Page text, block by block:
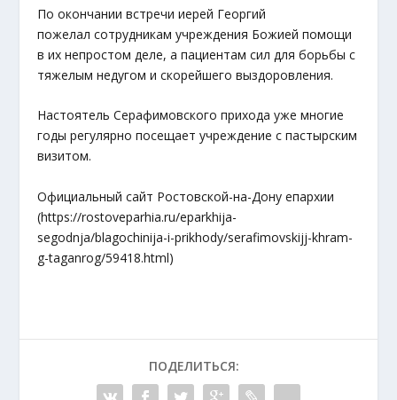
По окончании встречи иерей Георгий
пожелал сотрудникам учреждения Божией помощи
в их непростом деле, а пациентам сил для борьбы с
тяжелым недугом и скорейшего выздоровления.
Настоятель Серафимовского прихода уже многие
годы регулярно посещает учреждение с пастырским
визитом.
Официальный сайт Ростовской-на-Дону епархии
(https://rostoveparhia.ru/eparkhija-
segodnja/blagochinija-i-prikhody/serafimovskijj-khram-
g-taganrog/59418.html)
ПОДЕЛИТЬСЯ: